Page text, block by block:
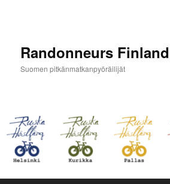
Randonneurs Finland
Suomen pitkänmatkanpyöräilijät